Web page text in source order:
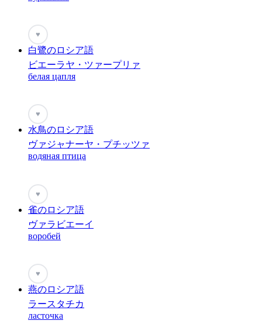
♥
白鷺のロシア語
ビエーラヤ・ツァープリァ
белая цапля
♥
水鳥のロシア語
ヴァジャナーヤ・プチッツァ
водяная птица
♥
雀のロシア語
ヴァラビエーイ
воробей
♥
燕のロシア語
ラースタチカ
ласточка